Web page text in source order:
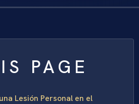
PAGE
Lesión Personal en el